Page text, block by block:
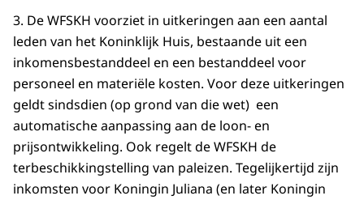
3. De WFSKH voorziet in uitkeringen aan een aantal
leden van het Koninklijk Huis, bestaande uit een
inkomensbestanddeel en een bestanddeel voor
personeel en materiële kosten. Voor deze uitkeringen
geldt sindsdien (op grond van die wet) een
automatische aanpassing aan de loon- en
prijsontwikkeling. Ook regelt de WFSKH de
terbeschikkingstelling van paleizen. Tegelijkertijd zijn
inkomsten voor Koningin Juliana (en later Koningin